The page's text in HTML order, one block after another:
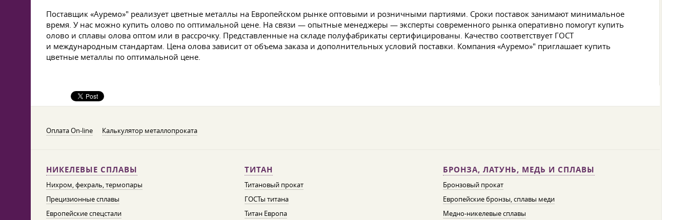
Поставщик «Ауремо»" реализует цветные металлы на Европейском рынке оптовыми и розничными партиями. Сроки поставок занимают минимальное
время. У нас можно купить олово по оптимальной цене. На связи — опытные менеджеры — эксперты современного рынка оперативно помогут купить
олово и сплавы олова оптом или в рассрочку. Представленные на складе полуфабрикаты сертифицированы. Качество соответствует ГОСТ
и международным стандартам. Цена олова зависит от объема заказа и дополнительных условий поставки. Компания «Ауремо»" приглашает купить
цветные металлы по оптимальной цене.
Оплата On-line Калькулятор металлопроката
НИКЕЛЕВЫЕ СПЛАВЫ
Нихром, фехраль, термопары
Прецизионные сплавы
Европейские спецстали
ТИТАН
Титановый прокат
ГОСТы титана
Титан Европа
БРОНЗА, ЛАТУНЬ, МЕДЬ И СПЛАВЫ
Бронзовый прокат
Европейские бронзы, сплавы меди
Медно-никелевые сплавы